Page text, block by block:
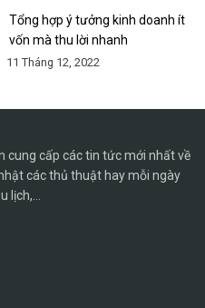
Tổng hợp ý tưởng kinh doanh ít
vốn mà thu lời nhanh
11 Tháng 12, 2022
cung cấp các tin tức mới nhất về
các thủ thuật hay mỗi ngày
lịch,...